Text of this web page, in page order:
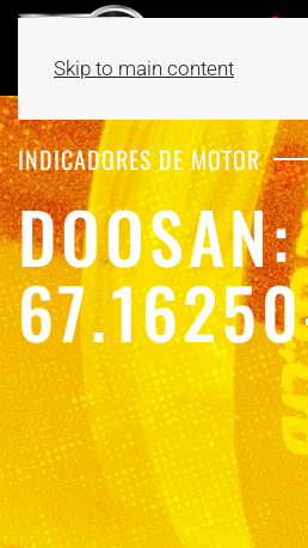
Skip to main content
INDICADORES DE MOTOR
DOOSAN: